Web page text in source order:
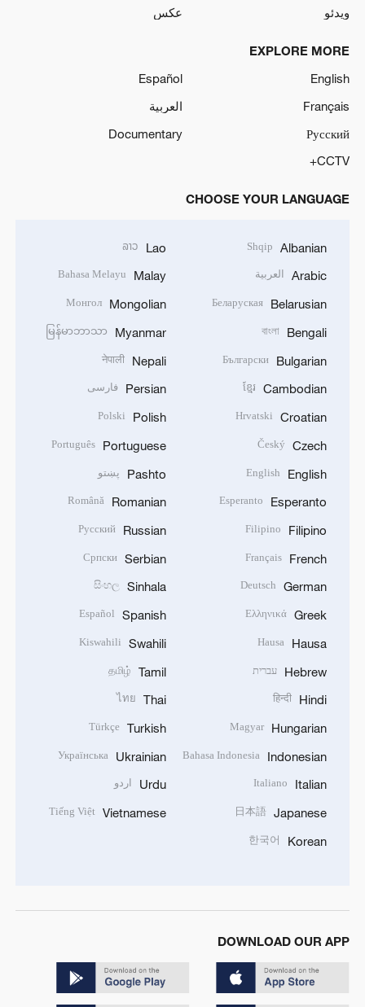
ویدئو
عکس
EXPLORE MORE
English
Español
Français
العربية
Русский
Documentary
CCTV+
CHOOSE YOUR LANGUAGE
Albanian
Shqip
Arabic العربية
Belarusian
Беларуская
Bengali
বাংলা
Bulgarian
Български
Cambodian
ខ្មែរ
Croatian
Hrvatski
Czech
Český
English
English
Esperanto
Esperanto
Filipino
Filipino
French
Français
German
Deutsch
Greek
Ελληνικά
Hausa
Hausa
Hebrew עברית
Hindi
हिन्दी
Hungarian
Magyar
Indonesian
Bahasa Indonesia
Italian
Italiano
Japanese
日本語
Korean
한국어
Lao
ລາວ
Malay
Bahasa Melayu
Mongolian
Монгол
Myanmar
မြန်မာဘာသာ
Nepali
नेपाली
Persian فارسی
Polish
Polski
Portuguese
Português
Pashto پښتو
Romanian
Română
Russian
Русский
Serbian
Српски
Sinhala
සිංහල
Spanish
Español
Swahili
Kiswahili
Tamil
தமிழ்
Thai
ไทย
Turkish
Türkçe
Ukrainian
Українська
Urdu اردو
Vietnamese
Tiếng Việt
DOWNLOAD OUR APP